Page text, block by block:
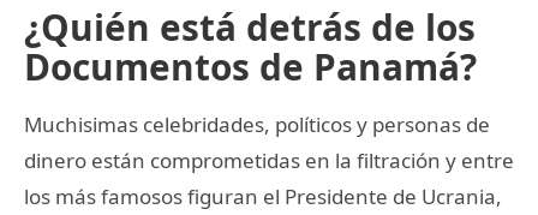
¿Quién está detrás de los
Documentos de Panamá?
Muchisimas celebridades, políticos y personas de
dinero están comprometidas en la filtración y entre
los más famosos figuran el Presidente de Ucrania,